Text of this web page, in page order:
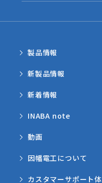
製品情報
新製品情報
新着情報
INABA note
動画
因幡電工について
カスタマーサポート体